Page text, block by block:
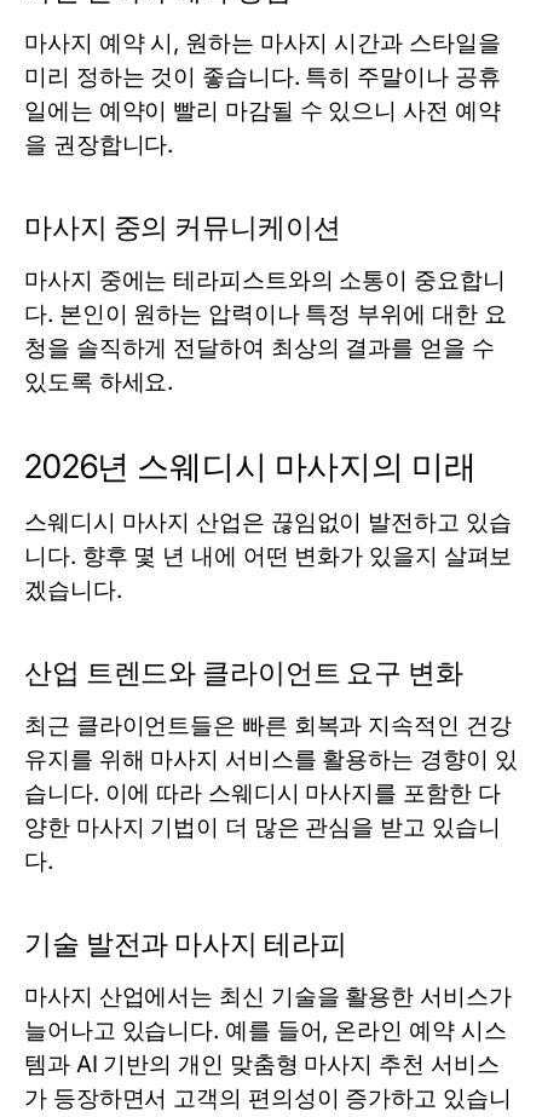
마사지 예약 시, 원하는 마사지 시간과 스타일을
미리 정하는 것이 좋습니다. 특히 주말이나 공휴
일에는 예약이 빨리 마감될 수 있으니 사전 예약
을 권장합니다.
마사지 중의 커뮤니케이션
마사지 중에는 테라피스트와의 소통이 중요합니
다. 본인이 원하는 압력이나 특정 부위에 대한 요
청을 솔직하게 전달하여 최상의 결과를 얻을 수
있도록 하세요.
2026년 스웨디시 마사지의 미래
스웨디시 마사지 산업은 끊임없이 발전하고 있습
니다. 향후 몇 년 내에 어떤 변화가 있을지 살펴보
겠습니다.
산업 트렌드와 클라이언트 요구 변화
최근 클라이언트들은 빠른 회복과 지속적인 건강
유지를 위해 마사지 서비스를 활용하는 경향이 있
습니다. 이에 따라 스웨디시 마사지를 포함한 다
양한 마사지 기법이 더 많은 관심을 받고 있습니
다.
기술 발전과 마사지 테라피
마사지 산업에서는 최신 기술을 활용한 서비스가
늘어나고 있습니다. 예를 들어, 온라인 예약 시스
템과 AI 기반의 개인 맞춤형 마사지 추천 서비스
가 등장하면서 고객의 편의성이 증가하고 있습니